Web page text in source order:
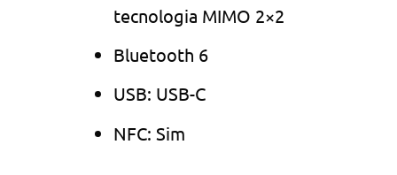
tecnologia MIMO 2×2
Bluetooth 6
USB: USB-C
NFC: Sim